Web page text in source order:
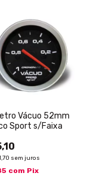
Vácuo 52mm
Sport s/Faixa
sem juros
com Pix